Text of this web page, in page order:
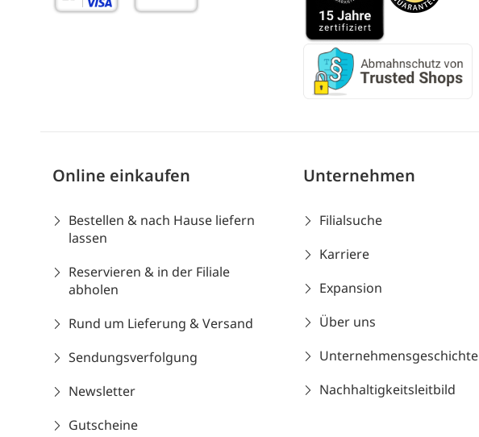
Online einkaufen
Bestellen & nach Hause liefern
lassen
Reservieren & in der Filiale
abholen
Rund um Lieferung & Versand
Sendungsverfolgung
Newsletter
Gutscheine
Unternehmen
Filialsuche
Karriere
Expansion
Über uns
Unternehmensgeschichte
Nachhaltigkeitsleitbild